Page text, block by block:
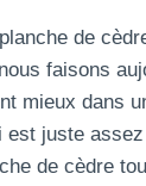
de
faisons
mieux dans
est juste
de cèdre